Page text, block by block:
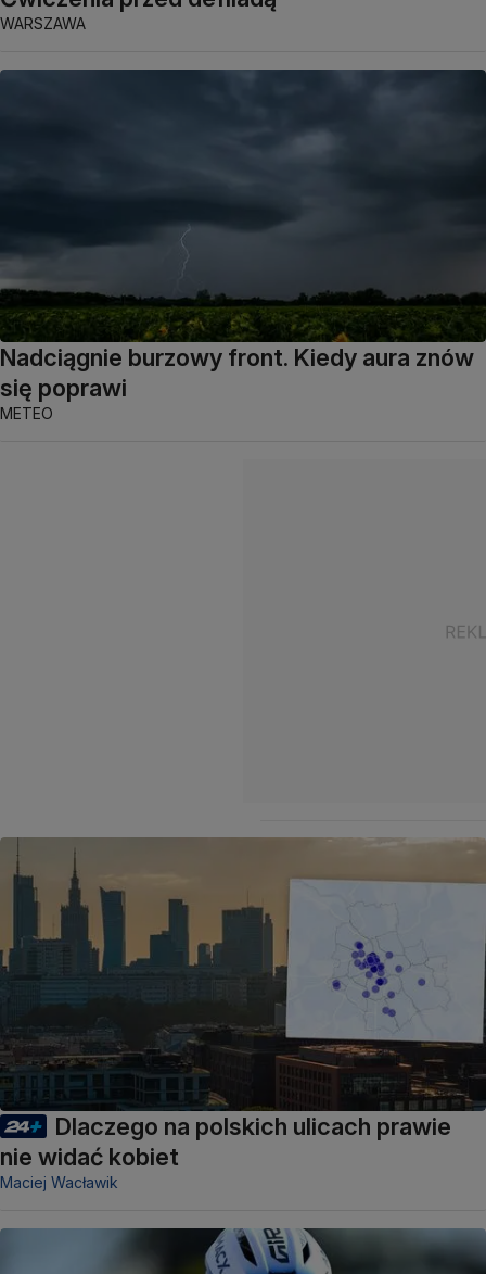
WARSZAWA
Nadciągnie burzowy front. Kiedy aura znów
się poprawi
METEO
Dlaczego na polskich ulicach prawie
nie widać kobiet
Maciej Wacławik